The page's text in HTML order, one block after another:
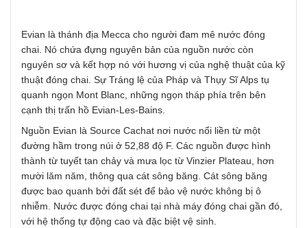
Evian là thánh địa Mecca cho người đam mê nước đóng
chai. Nó chứa đựng nguyên bản của nguồn nước còn
nguyên sơ và kết hợp nó với hương vị của nghệ thuật của kỹ
thuật đóng chai. Sự Tráng lệ của Pháp và Thụy Sĩ Alps tụ
quanh ngọn Mont Blanc, những ngọn tháp phía trên bên
cạnh thị trấn hồ Evian-Les-Bains.
Nguồn Evian là Source Cachat nơi nước nổi liền từ một
đường hầm trong núi ở 52,88 độ F. Các nguồn được hình
thành từ tuyết tan chảy và mưa lọc từ Vinzier Plateau, hơn
mười lăm năm, thông qua cát sông băng. Cát sông băng
được bao quanh bởi đất sét để bảo vệ nước không bị ô
nhiễm. Nước được đóng chai tại nhà máy đóng chai gần đó,
với hệ thống tự động cao và đặc biệt vệ sinh.